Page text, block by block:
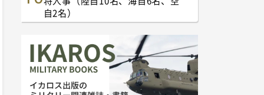
自2名）